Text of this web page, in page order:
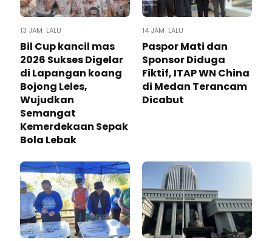
13 JAM LALU
Bil Cup kancil mas
2026 Sukses Digelar
di Lapangan koang
Bojong Leles,
Wujudkan
Semangat
Kemerdekaan Sepak
Bola Lebak
14 JAM LALU
Paspor Mati dan
Sponsor Diduga
Fiktif, ITAP WN China
di Medan Terancam
Dicabut